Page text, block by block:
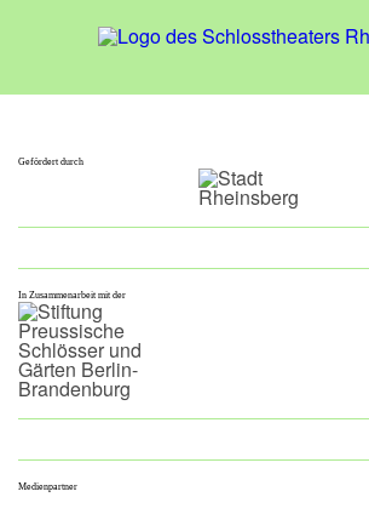
Gefördert durch
In Zusammenarbeit mit der
Medienpartner